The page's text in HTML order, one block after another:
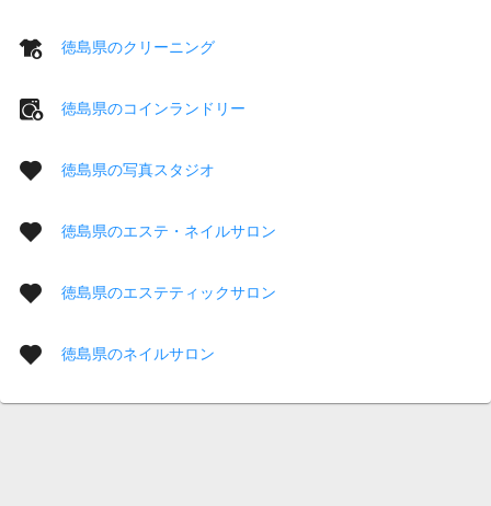
徳島県のクリーニング
徳島県のコインランドリー
徳島県の写真スタジオ
徳島県のエステ・ネイルサロン
徳島県のエステティックサロン
徳島県のネイルサロン